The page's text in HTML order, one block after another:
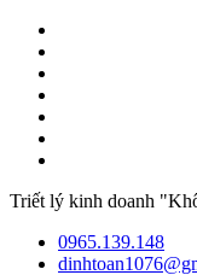
Triết lý kinh doanh
0965.139.148